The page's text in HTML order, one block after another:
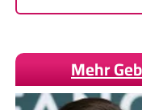
Mehr